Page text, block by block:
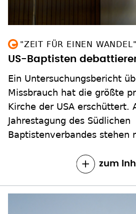
"ZEIT FÜR EINEN WANDEL"
US-Baptisten
Ein Untersuchungsbericht
Missbrauch hat die größte
Kirche der USA erschüttert.
Jahrestagung des Südlichen
Baptistenverbandes stehen
zum